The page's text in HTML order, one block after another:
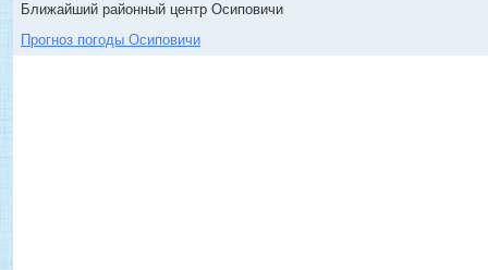
Ближайший районный центр Осиповичи
Прогноз погоды Осиповичи